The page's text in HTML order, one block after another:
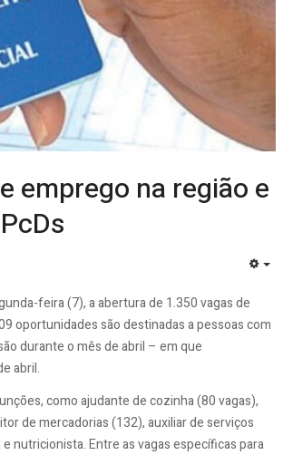
emprego na região e
feira (7), a abertura de 1.350 vagas de
oportunidades são destinadas a pessoas com
durante o mês de abril – em que
abril.
como ajudante de cozinha (80 vagas),
de mercadorias (132), auxiliar de serviços
nutricionista. Entre as vagas específicas para